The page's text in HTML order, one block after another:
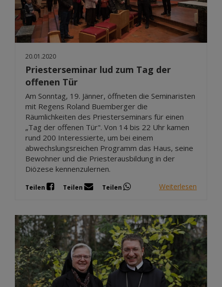
20.01.2020
Priesterseminar lud zum Tag der
offenen Tür
Am Sonntag, 19. Jänner, öffneten die Seminaristen
mit Regens Roland Buemberger die
Räumlichkeiten des Priesterseminars für einen
„Tag der offenen Tür". Von 14 bis 22 Uhr kamen
rund 200 Interessierte, um bei einem
abwechslungsreichen Programm das Haus, seine
Bewohner und die Priesterausbildung in der
Diözese kennenzulernen.
Teilen Teilen Teilen Weiterlesen